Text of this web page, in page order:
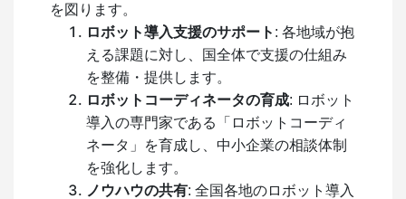
を図ります。
ロボット導入支援のサポート : 各地域が抱
える課題に対し、国全体で支援の仕組み
を整備・提供します。
ロボットコーディネータの育成: ロボット
導入の専門家である「ロボットコーディ
ネータ」を育成し、中小企業の相談体制
を強化します。
ノウハウの共有: 全国各地のロボット導入